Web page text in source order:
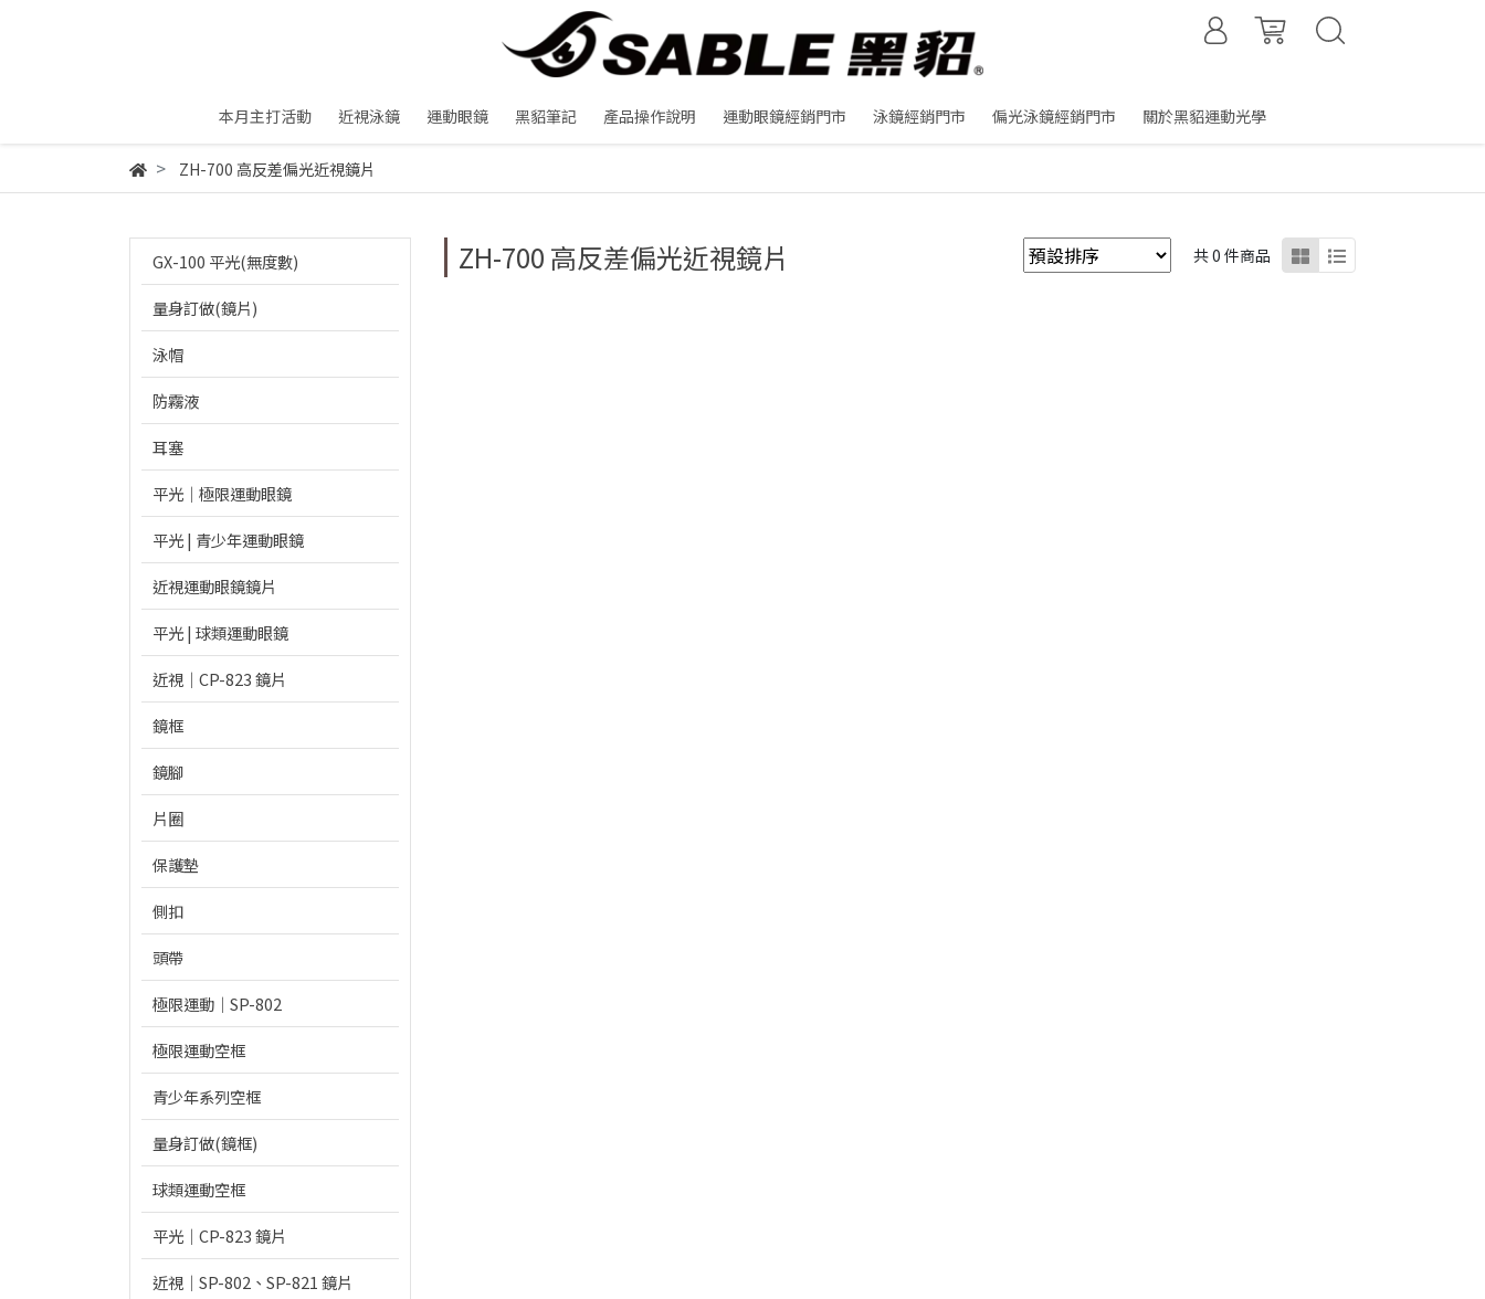
本月主打活動 近視泳鏡 運動眼鏡 黑貂筆記 產品操作說明 運動眼鏡經銷門市 泳鏡經銷門市 偏光泳鏡經銷門市 關於黑貂運動光學
ZH-700 高反差偏光近視鏡片
GX-100 平光(無度數)
量身訂做(鏡片)
泳帽
防霧液
耳塞
平光｜極限運動眼鏡
平光 | 青少年運動眼鏡
近視運動眼鏡鏡片
平光 | 球類運動眼鏡
近視｜CP-823 鏡片
鏡框
鏡腳
片圈
保護墊
側扣
頭帶
極限運動｜SP-802
極限運動空框
青少年系列空框
量身訂做(鏡框)
球類運動空框
平光｜CP-823 鏡片
近視｜SP-802、SP-821 鏡片
ZH-700 高反差偏光近視鏡片 共 0 件商品